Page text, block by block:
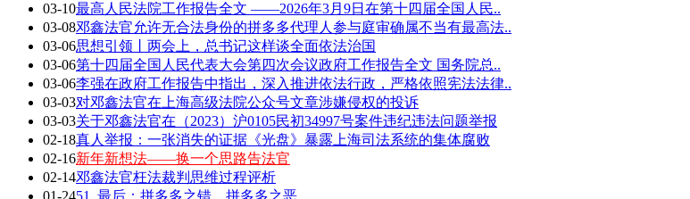
03-10最高人民法院工作报告全文 ——2026年3月9日在第十四届全国人民..
03-08邓鑫法官允许无合法身份的拼多多代理人参与庭审确属不当有最高法..
03-06思想引领丨两会上，总书记这样谈全面依法治国
03-06第十四届全国人民代表大会第四次会议政府工作报告全文 国务院总..
03-06李强在政府工作报告中指出，深入推进依法行政，严格依照宪法法律..
03-03对邓鑫法官在上海高级法院公众号文章涉嫌侵权的投诉
03-03关于邓鑫法官在（2023）沪0105民初34997号案件违纪违法问题举报
02-18真人举报：一张消失的证据《光盘》暴露上海司法系统的集体腐败
02-16新年新想法——换一个思路告法官
02-14邓鑫法官枉法裁判思维过程评析
01-2451. 最后：拼多多之错，拼多多之恶